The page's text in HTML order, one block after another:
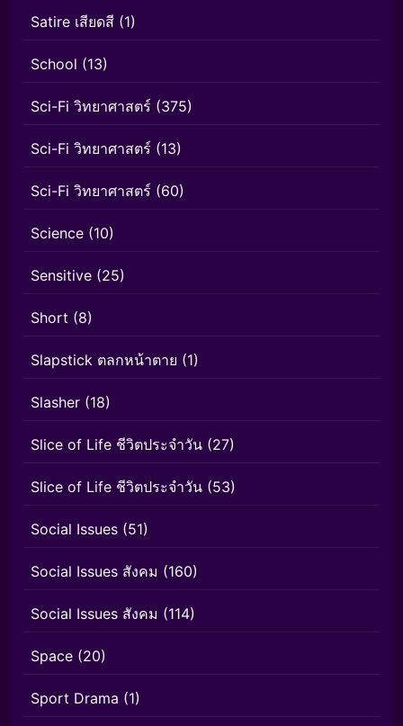
Satire เสียดสี (1)
School (13)
Sci-Fi วิทยาศาสตร์ (375)
Sci-Fi วิทยาศาสตร์ (13)
Sci-Fi วิทยาศาสตร์ (60)
Science (10)
Sensitive (25)
Short (8)
Slapstick ตลกหน้าตาย (1)
Slasher (18)
Slice of Life ชีวิตประจำวัน (27)
Slice of Life ชีวิตประจำวัน (53)
Social Issues (51)
Social Issues สังคม (160)
Social Issues สังคม (114)
Space (20)
Sport Drama (1)